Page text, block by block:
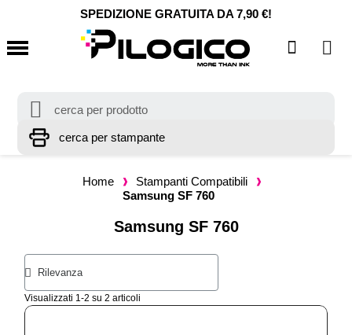
SPEDIZIONE GRATUITA DA 7,90 €!
Home
Stampanti Compatibili
Samsung SF 760
Samsung SF 760
Visualizzati 1-2 su 2 articoli